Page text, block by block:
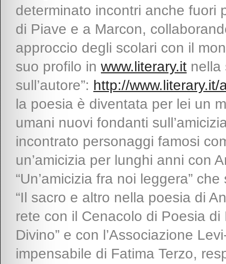
determinato incontri anche fuori
di Piave e a Marcon,
approccio degli scolari con il
suo profilo in www.literary.it nella
sull’autore”: http://
la poesia è diventata per lei un
umani nuovi fondanti
incontrato personaggi famosi
un’amicizia per lunghi anni con
“Un’amicizia fra noi leggera”
“Il sacro e altro nella poesia di
rete con il Cenacolo di Poesia di
Divino” e con l’Associazione
impensabile di Fatima Terzo,